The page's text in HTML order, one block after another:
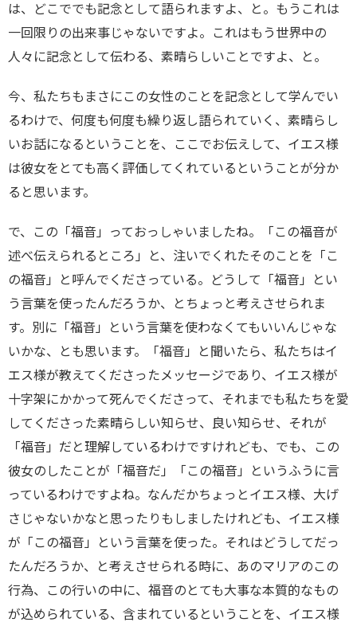
は、どこででも記念として語られますよ、と。もうこれは
一回限りの出来事じゃないですよ。これはもう世界中の
人々に記念として伝わる、素晴らしいことですよ、と。
今、私たちもまさにこの女性のことを記念として学んでい
るわけで、何度も何度も繰り返し語られていく、素晴らし
いお話になるということを、ここでお伝えして、イエス様
は彼女をとても高く評価してくれているということが分か
ると思います。
で、この「福音」っておっしゃいましたね。「この福音が
述べ伝えられるところ」と、注いでくれたそのことを「こ
の福音」と呼んでくださっている。どうして「福音」とい
う言葉を使ったんだろうか、とちょっと考えさせられま
す。別に「福音」という言葉を使わなくてもいいんじゃな
いかな、とも思います。「福音」と聞いたら、私たちはイ
エス様が教えてくださったメッセージであり、イエス様が
十字架にかかって死んでくださって、それまでも私たちを愛
してくださった素晴らしい知らせ、良い知らせ、それが
「福音」だと理解しているわけですけれども、でも、この
彼女のしたことが「福音だ」「この福音」というふうに言
っているわけですよね。なんだかちょっとイエス様、大げ
さじゃないかなと思ったりもしましたけれども、イエス様
が「この福音」という言葉を使った。それはどうしてだっ
たんだろうか、と考えさせられる時に、あのマリアのこの
行為、この行いの中に、福音のとても大事な本質的なもの
が込められている、含まれているということを、イエス様